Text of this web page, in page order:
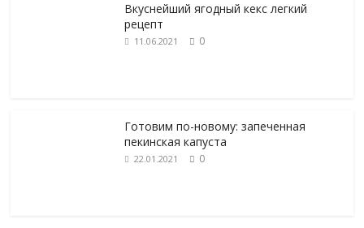
Вкуснейший ягодный кекс легкий
рецепт
11.06.2021 0
Готовим по-новому: запеченная
пекинская капуста
22.01.2021 0